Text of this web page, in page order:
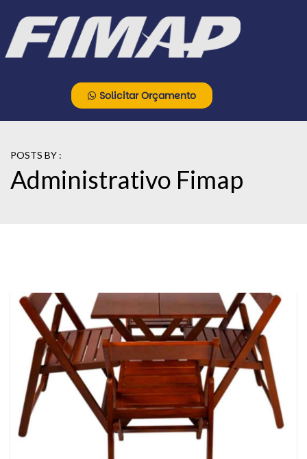
Solicitar Orçamento
POSTS BY :
Administrativo Fimap